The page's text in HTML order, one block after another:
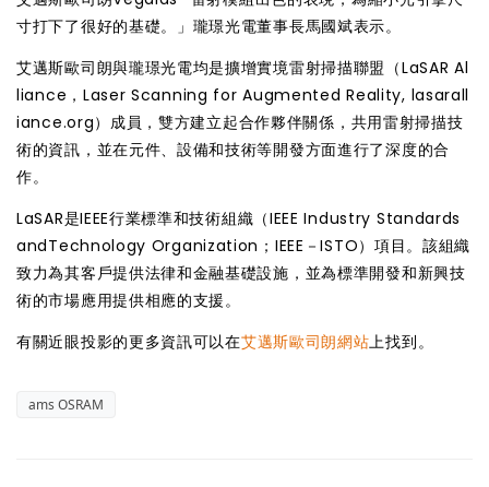
寸打下了很好的基礎。」瓏璟光電董事長馬國斌表示。
艾邁斯歐司朗與瓏璟光電均是擴增實境雷射掃描聯盟（LaSAR Al
liance，Laser Scanning for Augmented Reality, lasarall
iance.org）成員，雙方建立起合作夥伴關係，共用雷射掃描技
術的資訊，並在元件、設備和技術等開發方面進行了深度的合
作。
LaSAR是IEEE行業標準和技術組織（IEEE Industry Standards
andTechnology Organization；IEEE－ISTO）項目。該組織
致力為其客戶提供法律和金融基礎設施，並為標準開發和新興技
術的市場應用提供相應的支援。
有關近眼投影的更多資訊可以在艾邁斯歐司朗網站上找到。
ams OSRAM